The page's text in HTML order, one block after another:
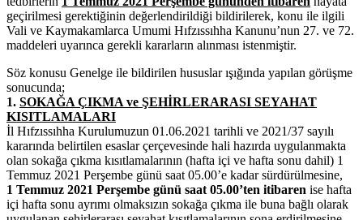
geçirilmesi gerektiğinin değerlendirildiği bildirilerek, konu ile ilgili
Vali ve Kaymakamlarca Umumi Hıfzıssıhha Kanunu’nun 27. ve 72.
maddeleri uyarınca gerekli kararların alınması istenmiştir.
Söz konusu Genelge ile bildirilen hususlar ışığında yapılan görüşme
sonucunda;
1. SOKAĞA ÇIKMA ve ŞEHİRLERARASI SEYAHAT
KISITLAMALARI
İl Hıfzıssıhha Kurulumuzun 01.06.2021 tarihli ve 2021/37 sayılı
kararında belirtilen esaslar çerçevesinde hali hazırda uygulanmakta
olan sokağa çıkma kısıtlamalarının (hafta içi ve hafta sonu dahil) 1
Temmuz 2021 Perşembe günü saat 05.00’e kadar sürdürülmesine,
1 Temmuz 2021 Perşembe günü saat 05.00’ten itibaren ise hafta
içi hafta sonu ayrımı olmaksızın sokağa çıkma ile buna bağlı olarak